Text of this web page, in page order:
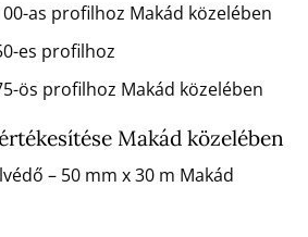
as profilhoz Makád közelében
es profilhoz
ös profilhoz Makád közelében
Makád közelében
– 50 mm x 30 m Makád